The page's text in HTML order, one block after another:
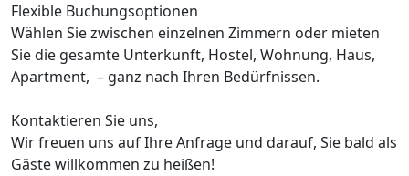
Flexible Buchungsoptionen
Wählen Sie zwischen einzelnen Zimmern oder mieten
Sie die gesamte Unterkunft, Hostel, Wohnung, Haus,
Apartment, – ganz nach Ihren Bedürfnissen.
Kontaktieren Sie uns,
Wir freuen uns auf Ihre Anfrage und darauf, Sie bald als
Gäste willkommen zu heißen!